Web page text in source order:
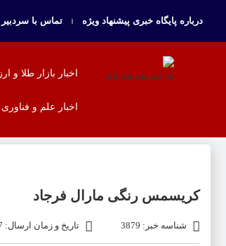
درباره پایگاه خبری پیشنهاد ویژه تماس با سردبیر
اخبار بازار طلا و ارز
اخبار علم و فناوری
کریسمس رنگی مارال فرجاد
شناسه خبر: 3879 تاریخ و زمان ارسال: 27 دسامبر 2021 ساعت 10:29